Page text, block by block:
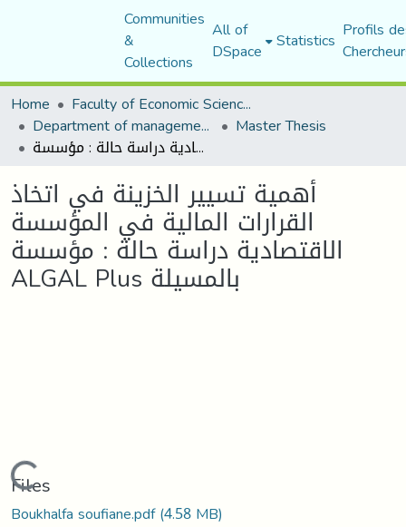
Communities
&
Collections
All of
DSpace Statistics Profils
Home
Faculty of Economic Sciences, Commerce and Management Sciences
Department of management sciences Master Thesis
أهمية تسيير الخزينة في اتخاذ القرارات المالية في المؤسسة الاقتصادية دراسة حالة : مؤسسة ALGAL Plus بالمسيلة
أهمية تسيير الخزينة في اتخاذ
القرارات المالية في المؤسسة
الاقتصادية دراسة حالة : مؤسسة
ALGAL Plus بالمسيلة
Loading...
Files
Boukhalfa soufiane.pdf(4.58 MB)